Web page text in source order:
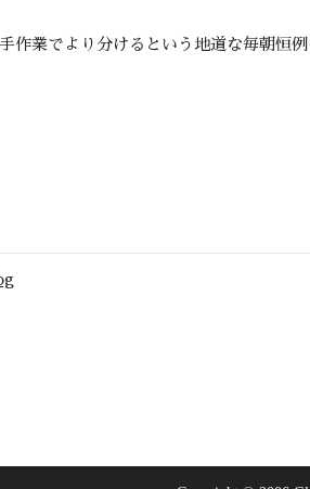
作業でより分けるという地道な毎朝恒